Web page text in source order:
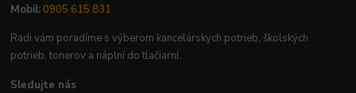
Mobil: 0905 615 831
Radi vám poradíme s výberom kancelárskych potrieb, školských
potrieb, tonerov a náplní do tlačiarní.
Sledujte nás